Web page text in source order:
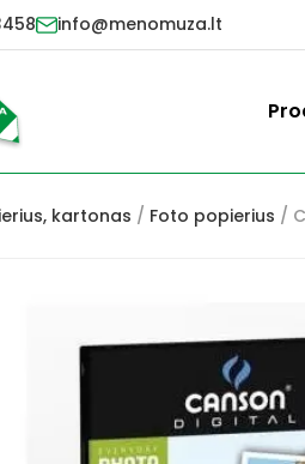
info@menomuza.lt
kartonas / Foto popierius /